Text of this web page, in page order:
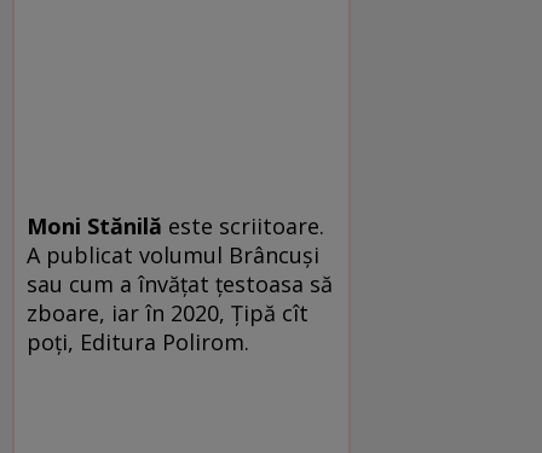
Moni Stănilă este scriitoare.
A publicat volumul Brâncuși
sau cum a învățat țestoasa să
zboare, iar în 2020, Țipă cît
poți, Editura Polirom.